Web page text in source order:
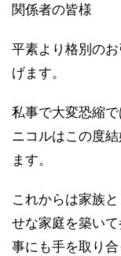
関係者の皆様
平素より格別の
げます。
私事で大変恐縮
ニコルはこの度
ます。
これからは家族
せな家庭を築い
事にも手を取り